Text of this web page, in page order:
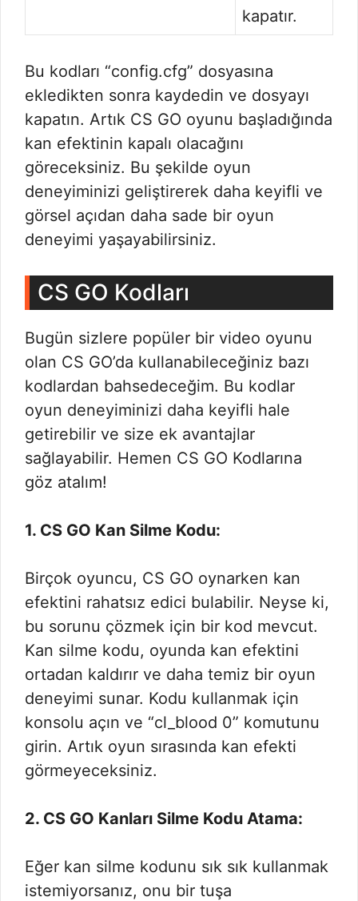
kapatır.
Bu kodları “config.cfg” dosyasına
ekledikten sonra kaydedin ve dosyayı
kapatın. Artık CS GO oyunu başladığında
kan efektinin kapalı olacağını
göreceksiniz. Bu şekilde oyun
deneyiminizi geliştirerek daha keyifli ve
görsel açıdan daha sade bir oyun
deneyimi yaşayabilirsiniz.
CS GO Kodları
Bugün sizlere popüler bir video oyunu
olan CS GO’da kullanabileceğiniz bazı
kodlardan bahsedeceğim. Bu kodlar
oyun deneyiminizi daha keyifli hale
getirebilir ve size ek avantajlar
sağlayabilir. Hemen CS GO Kodlarına
göz atalım!
1. CS GO Kan Silme Kodu:
Birçok oyuncu, CS GO oynarken kan
efektini rahatsız edici bulabilir. Neyse ki,
bu sorunu çözmek için bir kod mevcut.
Kan silme kodu, oyunda kan efektini
ortadan kaldırır ve daha temiz bir oyun
deneyimi sunar. Kodu kullanmak için
konsolu açın ve “cl_blood 0” komutunu
girin. Artık oyun sırasında kan efekti
görmeyeceksiniz.
2. CS GO Kanları Silme Kodu Atama:
Eğer kan silme kodunu sık sık kullanmak
istemiyorsanız, onu bir tuşa